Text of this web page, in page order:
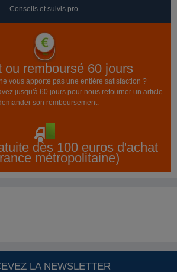
Conseils et suivis pro.
ou remboursé 60 jours
vous apporte pas une entière satisfaction ?
jusqu'à 60 jours pour nous retourner un article
son remboursement.
dès 100 euros d'achat
métropolitaine)
LA NEWSLETTER